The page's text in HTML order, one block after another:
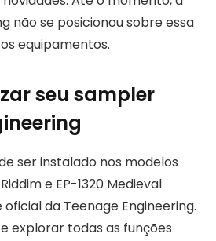
não se posicionou sobre essa
equipamentos.
seu sampler
ser instalado nos modelos
e EP-1320 Medieval
da Teenage Engineering.
explorar todas as funções